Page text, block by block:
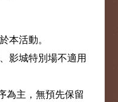
本活動。
影城特別場不適用
為主，無預先保留